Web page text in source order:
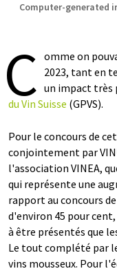
Computer-generated
C omme on
2023, tant en
un impact très
du Vin Suisse (GPVS).
Pour le concours de
conjointement par
l'association VINEA,
qui représente une
rapport au concours
d'environ 45 pour
à être présentés que
Le tout complété par
vins mousseux. Pour